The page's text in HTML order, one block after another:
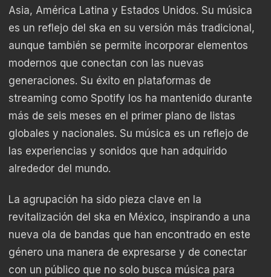
Asia, América Latina y Estados Unidos. Su música
es un reflejo del ska en su versión más tradicional,
aunque también se permite incorporar elementos
modernos que conectan con las nuevas
generaciones. Su éxito en plataformas de
streaming como Spotify los ha mantenido durante
más de seis meses en el primer plano de listas
globales y nacionales. Su música es un reflejo de
las experiencias y sonidos que han adquirido
alrededor del mundo.
La agrupación ha sido pieza clave en la
revitalización del ska en México, inspirando a una
nueva ola de bandas que han encontrado en este
género una manera de expresarse y de conectar
con un público que no solo busca música para